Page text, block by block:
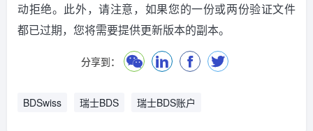
动拒绝。此外，请注意，如果您的一份或两份验证文件
都已过期，您将需要提供更新版本的副本。
分享到：
BDSwiss 瑞士BDS 瑞士BDS账户